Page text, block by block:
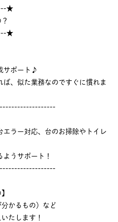
★
★
サポート♪
、似た業務なのですぐに慣れま
ラー対応、台のお掃除やトイレ
うサポート！
かるもの）など
たします！